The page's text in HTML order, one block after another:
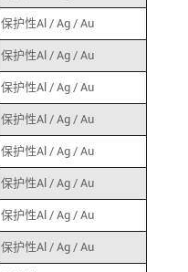
保护性Al / Ag / Au
保护性Al / Ag / Au
保护性Al / Ag / Au
保护性Al / Ag / Au
保护性Al / Ag / Au
保护性Al / Ag / Au
保护性Al / Ag / Au
保护性Al / Ag / Au